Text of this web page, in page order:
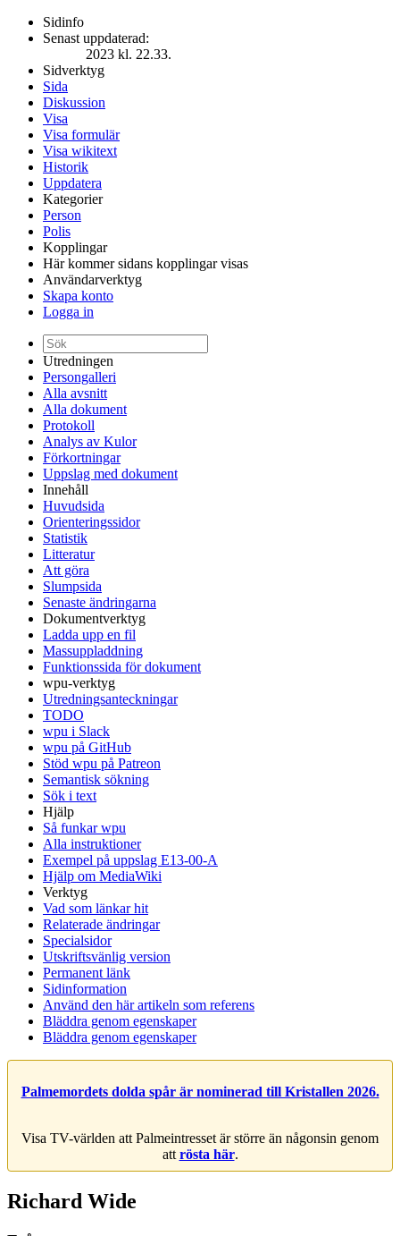
Sidinfo
Senast uppdaterad:
2023 kl. 22.33.
Sidverktyg
Sida
Diskussion
Visa
Visa formulär
Visa wikitext
Historik
Uppdatera
Kategorier
Person
Polis
Kopplingar
Här kommer sidans kopplingar visas
Användarverktyg
Skapa konto
Logga in
Utredningen
Persongalleri
Alla avsnitt
Alla dokument
Protokoll
Analys av Kulor
Förkortningar
Uppslag med dokument
Innehåll
Huvudsida
Orienteringssidor
Statistik
Litteratur
Att göra
Slumpsida
Senaste ändringarna
Dokumentverktyg
Ladda upp en fil
Massuppladdning
Funktionssida för dokument
wpu-verktyg
Utredningsanteckningar
TODO
wpu i Slack
wpu på GitHub
Stöd wpu på Patreon
Semantisk sökning
Sök i text
Hjälp
Så funkar wpu
Alla instruktioner
Exempel på uppslag E13-00-A
Hjälp om MediaWiki
Verktyg
Vad som länkar hit
Relaterade ändringar
Specialsidor
Utskriftsvänlig version
Permanent länk
Sidinformation
Använd den här artikeln som referens
Bläddra genom egenskaper
Bläddra genom egenskaper
Palmemordets dolda spår är nominerad till Kristallen 2026.
Visa TV-världen att Palmeintresset är större än någonsin genom
att rösta här.
Richard Wide